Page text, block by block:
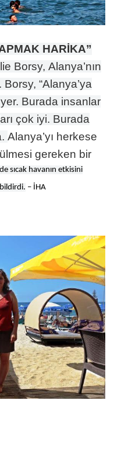
HARİKA”
Borsy, Alanya’nın
“Alanya’ya
Burada insanlar
çok iyi. Burada
Alanya’yı herkese
gereken bir
sıcak havanın etkisini
– İHA